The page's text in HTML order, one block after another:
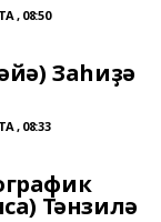
, 08:50
Заһиҙә
, 08:33
Тәнзилә